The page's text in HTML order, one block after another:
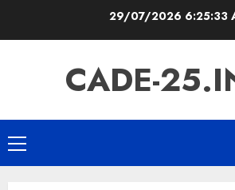
29/07/2026 6:25:34
CADE-
Primary
Menu